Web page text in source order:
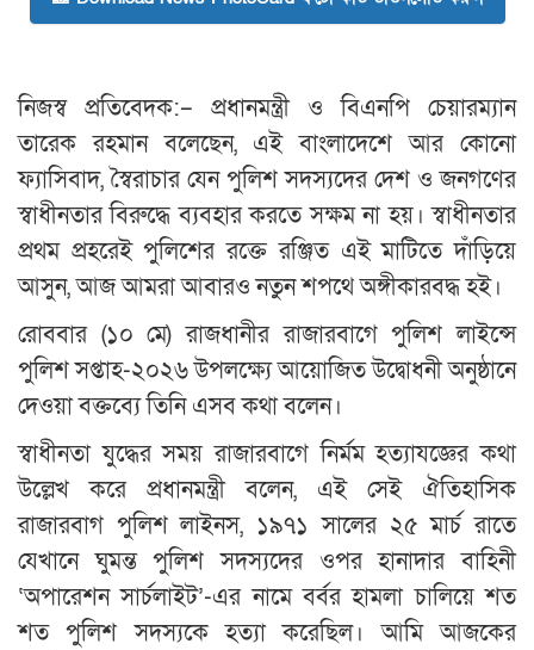
নিজস্ব প্রতিবেদক:– প্রধানমন্ত্রী ও বিএনপি চেয়ারম্যান
তারেক রহমান বলেছেন, এই বাংলাদেশে আর কোনো
ফ্যাসিবাদ, স্বৈরাচার যেন পুলিশ সদস্যদের দেশ ও জনগণের
স্বাধীনতার বিরুদ্ধে ব্যবহার করতে সক্ষম না হয়। স্বাধীনতার
প্রথম প্রহরেই পুলিশের রক্তে রঞ্জিত এই মাটিতে দাঁড়িয়ে
আসুন, আজ আমরা আবারও নতুন শপথে অঙ্গীকারবদ্ধ হই।
রোববার (১০ মে) রাজধানীর রাজারবাগে পুলিশ লাইন্সে
পুলিশ সপ্তাহ-২০২৬ উপলক্ষ্যে আয়োজিত উদ্বোধনী অনুষ্ঠানে
দেওয়া বক্তব্যে তিনি এসব কথা বলেন।
স্বাধীনতা যুদ্ধের সময় রাজারবাগে নির্মম হত্যাযজ্ঞের কথা
উল্লেখ করে প্রধানমন্ত্রী বলেন, এই সেই ঐতিহাসিক
রাজারবাগ পুলিশ লাইনস, ১৯৭১ সালের ২৫ মার্চ রাতে
যেখানে ঘুমন্ত পুলিশ সদস্যদের ওপর হানাদার বাহিনী
‘অপারেশন সার্চলাইট’-এর নামে বর্বর হামলা চালিয়ে শত
শত পুলিশ সদস্যকে হত্যা করেছিল। আমি আজকের